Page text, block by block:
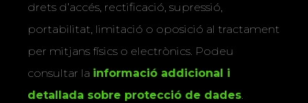
drets d’accés, rectificació, supressió,
portabilitat, limitació o oposició al tractament
per mitjans físics o electrònics. Podeu
consultar la informació addicional i
detallada sobre protecció de dades.